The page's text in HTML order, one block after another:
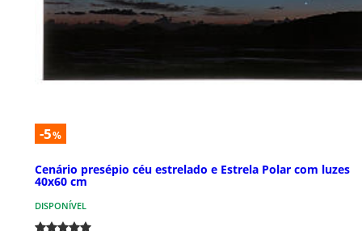
-5%
Cenário presépio céu estrelado e Estrela Polar com luzes
40x60 cm
DISPONÍVEL